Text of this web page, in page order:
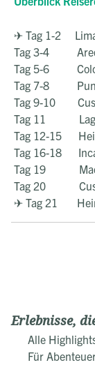
✈ Tag 1-2
Tag 3-4
Tag 5-6
Tag 7-8
Tag 9-10
Tag 11
Tag 12-15
Tag 16-18
Tag 19
Tag 20
✈ Tag 21
Erlebnisse,
Alle
Für